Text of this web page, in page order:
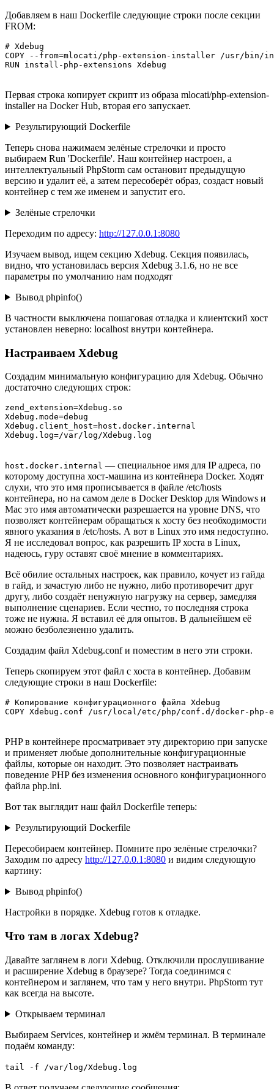
Добавляем в наш Dockerfile следующие строки после секции
FROM:
# Xdebug
COPY --from=mlocati/php-extension-installer /usr/
Первая строка копирует скрипт из образа mlocati/php-extension-
installer на Docker Hub, вторая его запускает.
Результирующий Dockerfile
Теперь снова нажимаем зелёные стрелочки и просто
выбираем Run 'Dockerfile'. Наш контейнер настроен, а
интеллектуальный PhpStorm сам остановит предыдущую
версию и удалит её, а затем пересоберёт образ, создаст новый
контейнер с тем же именем и запустит его.
Зелёные стрелочки
Переходим по адресу: http://127.0.0.1:8080
Изучаем вывод, ищем секцию Xdebug. Секция появилась,
видно, что установилась версия Xdebug 3.1.6, но не все
параметры по умолчанию нам подходят
Вывод phpinfo()
В частности выключена пошаговая отладка и клиентский хост
установлен неверно: localhost внутри контейнера.
Настраиваем Xdebug
Создадим минимальную конфигурацию для Xdebug. Обычно
достаточно следующих строк:
zend_extension=Xdebug.so
Xdebug.mode=debug
Xdebug.client_host=host.docker.internal
host.docker.internal — специальное имя для IP адреса, по
которому доступна хост-машина из контейнера Docker. Ходят
слухи, что это имя прописывается в файле /etc/hosts
контейнера, но на самом деле в Docker Desktop для Windows и
Mac это имя автоматически разрешается на уровне DNS, что
позволяет контейнерам обращаться к хосту без необходимости
явного указания в /etc/hosts. А вот в Linux это имя недоступно.
Я не исследовал вопрос, как разрешить IP хоста в Linux,
надеюсь, гуру оставят своё мнение в комментариях.
Всё обилие остальных настроек, как правило, кочует из гайда
в гайд, и зачастую либо не нужно, либо противоречит друг
другу, либо создаёт ненужную нагрузку на сервер, замедляя
выполнение сценариев. Если честно, то последняя строка
тоже не нужна. Я вставил её для опытов. В дальнейшем её
можно безболезненно удалить.
Создадим файл Xdebug.conf и поместим в него эти строки.
Теперь скопируем этот файл с хоста в контейнер. Добавим
следующие строки в наш Dockerfile:
# Копирование конфигурационного файла Xdebug
PHP в контейнере просматривает эту директорию при запуске
и применяет любые дополнительные конфигурационные
файлы, которые он находит. Это позволяет настраивать
поведение PHP без изменения основного конфигурационного
файла php.ini.
Вот так выглядит наш файл Dockerfile теперь:
Результирующий Dockerfile
Пересобираем контейнер. Помните про зелёные стрелочки?
Заходим по адресу http://127.0.0.1:8080 и видим следующую
картину:
Вывод phpinfo()
Настройки в порядке. Xdebug готов к отладке.
Что там в логах Xdebug?
Давайте заглянем в логи Xdebug. Отключили прослушивание
и расширение Xdebug в браузере? Тогда соединимся с
контейнером и заглянем, что там у него внутри. PhpStorm тут
как всегда на высоте.
Открываем терминал
Выбираем Services, контейнер и жмём терминал. В терминале
подаём команду:
tail -f /var/log/Xdebug.log